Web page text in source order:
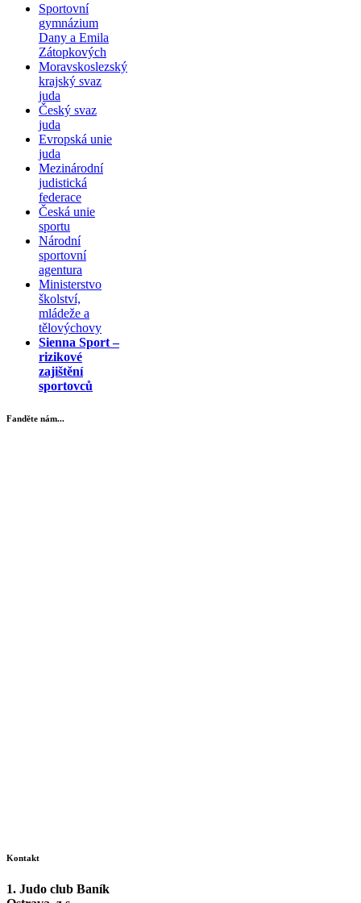
Sportovní
gymnázium
Dany a Emila
Zátopkových
Moravskoslezský
krajský svaz
juda
Český svaz
juda
Evropská unie
juda
Mezinárodní
judistická
federace
Česká unie
sportu
Národní
sportovní
agentura
Ministerstvo
školství,
mládeže a
tělovýchovy
Sienna Sport –
rizikové
zajištění
sportovců
Fanděte nám...
Kontakt
1. Judo club Baník